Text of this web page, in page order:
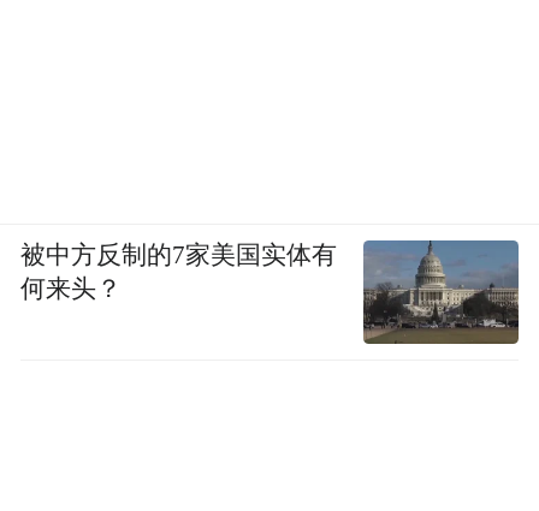
被中方反制的7家美国实体有
何来头？